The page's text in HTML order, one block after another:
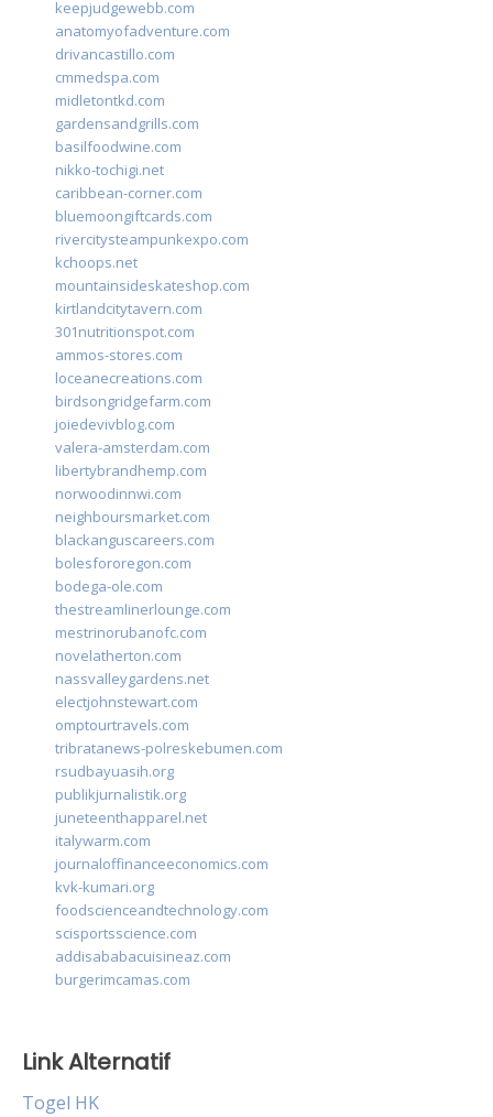
keepjudgewebb.com
anatomyofadventure.com
drivancastillo.com
cmmedspa.com
midletontkd.com
gardensandgrills.com
basilfoodwine.com
nikko-tochigi.net
caribbean-corner.com
bluemoongiftcards.com
rivercitysteampunkexpo.com
kchoops.net
mountainsideskateshop.com
kirtlandcitytavern.com
301nutritionspot.com
ammos-stores.com
loceanecreations.com
birdsongridgefarm.com
joiedevivblog.com
valera-amsterdam.com
libertybrandhemp.com
norwoodinnwi.com
neighboursmarket.com
blackanguscareers.com
bolesfororegon.com
bodega-ole.com
thestreamlinerlounge.com
mestrinorubanofc.com
novelatherton.com
nassvalleygardens.net
electjohnstewart.com
omptourtravels.com
tribratanews-polreskebumen.com
rsudbayuasih.org
publikjurnalistik.org
juneteenthapparel.net
italywarm.com
journaloffinanceeconomics.com
kvk-kumari.org
foodscienceandtechnology.com
scisportsscience.com
addisababacuisineaz.com
burgerimcamas.com
Link Alternatif
Togel HK